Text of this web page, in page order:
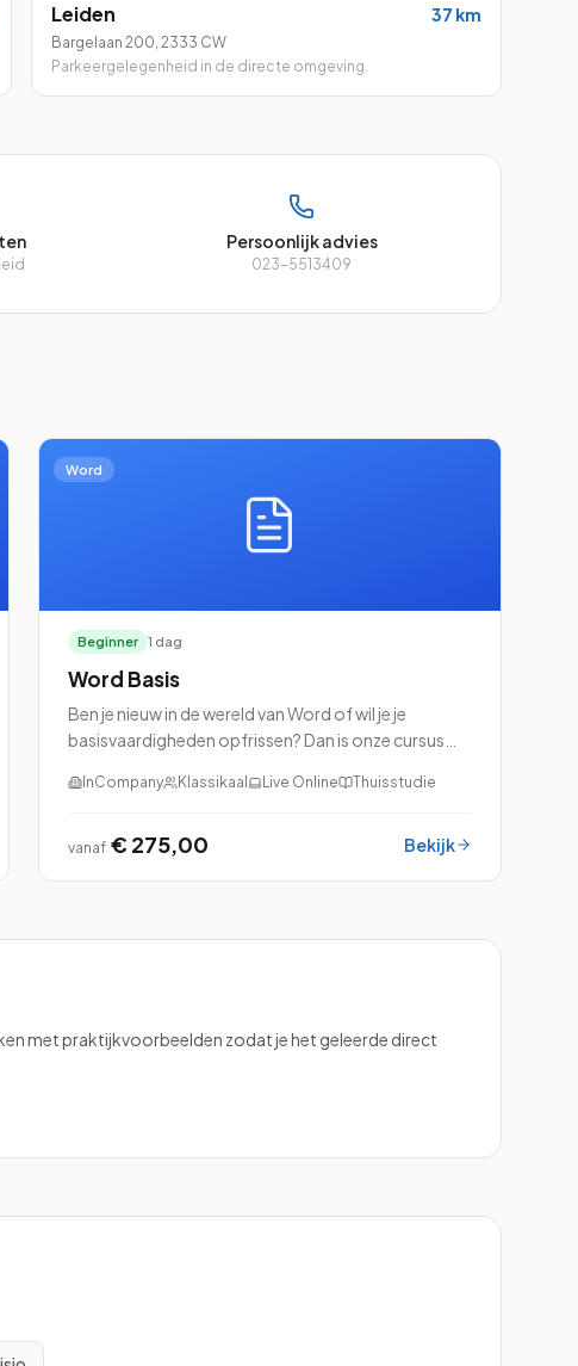
Leiden 37 km
Bargelaan 200,2333 CW
Parkeergelegenheid in de directe omgeving.
Persoonlijk advies
023-5513409
Word
Beginner 1 dag
Word Basis
Ben je nieuw in de wereld van Word of wil je je
basisvaardigheden opfrissen? Dan is onze cursus
InCompany Klassikaal Live Online Thuisstudie
vanaf € 275,00 Bekijk
met praktijkvoorbeelden zodat je het geleerde direct